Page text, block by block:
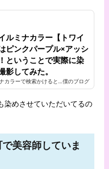
ルミナカラー【トワイ
ピンクパープル×アッシ
ということで実際に染
影してみた。
カラーで検索かけると…僕のブログ
ようでそれを見てご来店くださる
今回はイ...
染めさせていただいてるの
美容師していま